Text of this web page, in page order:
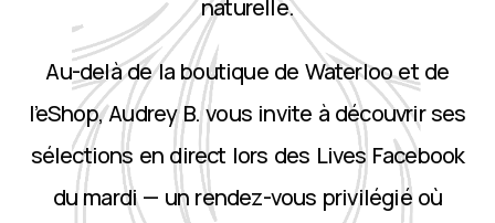
naturelle.
Au-delà de la boutique de Waterloo et de
l’eShop, Audrey B. vous invite à découvrir ses
sélections en direct lors des Lives Facebook
du mardi — un rendez-vous privilégié où